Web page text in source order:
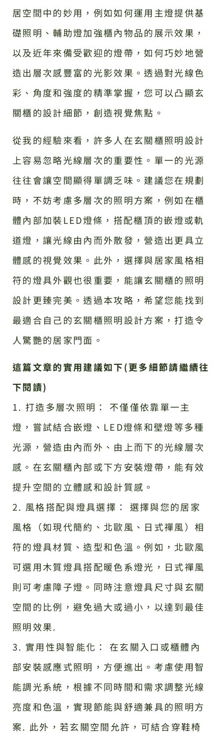
居空間中的妙用，例如如何運用主燈提供基
礎照明、輔助燈加強櫃內物品的展示效果，
以及近年來備受歡迎的燈帶，如何巧妙地營
造出層次感豐富的光影效果。透過對光線色
彩、角度和強度的精準掌握，您可以凸顯玄
關櫃的設計細節，創造視覺焦點。
從我的經驗來看，許多人在玄關櫃照明設計
上容易忽略光線層次的重要性。單一的光源
往往會讓空間顯得單調乏味。建議您在規劃
時，不妨考慮多層次的照明方案，例如在櫃
體內部加裝LED燈條，搭配櫃頂的嵌燈或軌
道燈，讓光線由內而外散發，營造出更具立
體感的視覺效果。此外，選擇與居家風格相
符的燈具外觀也很重要，能讓玄關櫃的照明
設計更臻完美。透過本攻略，希望您能找到
最適合自己的玄關櫃照明設計方案，打造令
人驚艷的居家門面。
這篇文章的實用建議如下(更多細節請繼續往
下閱讀)
1. 打造多層次照明： 不僅僅依靠單一主
燈，嘗試結合嵌燈、LED燈條和壁燈等多種
光源，營造由內而外、由上而下的光線層次
感。在玄關櫃內部或下方安裝燈帶，能有效
提升空間的立體感和設計質感。
2. 風格搭配與燈具選擇： 選擇與您的居家
風格（如現代簡約、北歐風、日式禪風）相
符的燈具材質、造型和色溫。例如，北歐風
可選用木質燈具搭配暖色系燈光，日式禪風
則可考慮障子燈。同時注意燈具尺寸與玄關
空間的比例，避免過大或過小，以達到最佳
照明效果.
3. 實用性與智能化： 在玄關入口或櫃體內
部安裝感應式照明，方便進出。考慮使用智
能調光系統，根據不同時間和需求調整光線
亮度和色溫，實現節能與舒適兼具的照明方
案. 此外，若玄關空間允許，可結合穿鞋椅